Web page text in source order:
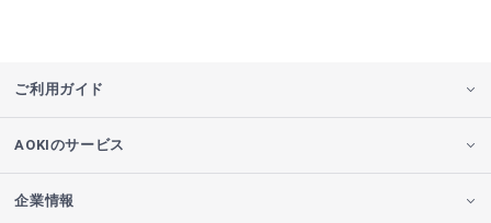
ご利用ガイド
AOKIのサービス
企業情報